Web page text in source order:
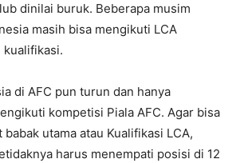
dinilai buruk. Beberapa musim
masih bisa mengikuti LCA
kualifikasi.
di AFC pun turun dan hanya
kompetisi Piala AFC. Agar bisa
utama atau Kualifikasi LCA,
harus menempati posisi di 12